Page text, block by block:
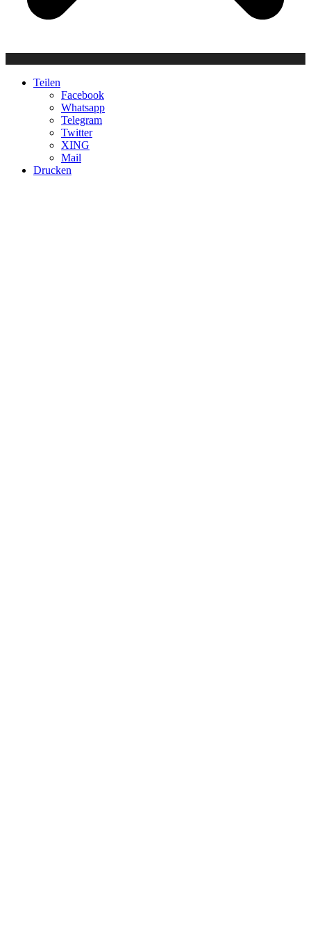
Teilen
Facebook
Whatsapp
Telegram
Twitter
XING
Mail
Drucken